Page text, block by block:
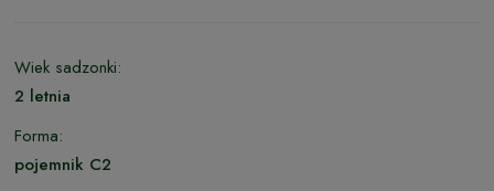
Wiek sadzonki:
2 letnia
Forma:
pojemnik C2